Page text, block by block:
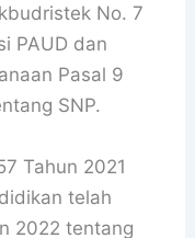
No. 7
PAUD dan
Pasal 9
SNP.
Tahun 2021
telah
2022 tentang